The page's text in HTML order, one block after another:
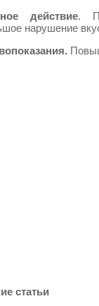
действие.
нарушение
статьи